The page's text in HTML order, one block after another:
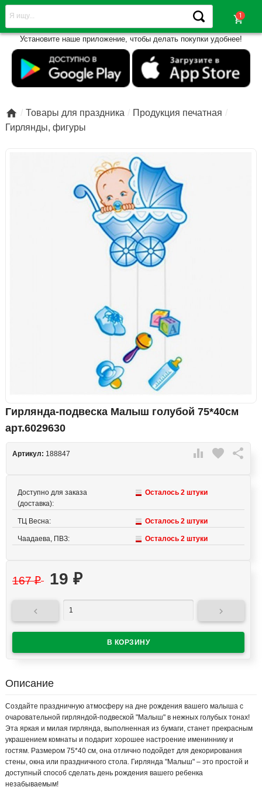
shopping_cart
Установите наше приложение, чтобы делать покупки удобнее!
 Товары для праздника
Продукция печатная
Гирлянды, фигуры
Гирлянда-подвеска Малыш голубой 75*40см
арт.6029630
 favorite 
Артикул: 188847
Доступно для заказа
(доставка):
Осталось 2 штуки
ТЦ Весна: Осталось 2 штуки
Чаадаева, ПВЗ: Осталось 2 штуки
167₽ 19 ₽
 
Описание
Создайте праздничную атмосферу на дне рождения вашего малыша с
очаровательной гирляндой-подвеской "Малыш" в нежных голубых тонах!
Эта яркая и милая гирлянда, выполненная из бумаги, станет прекрасным
украшением комнаты и подарит хорошее настроение имениннику и
гостям. Размером 75*40 см, она отлично подойдет для декорирования
стены, окна или праздничного стола. Гирлянда "Малыш" – это простой и
доступный способ сделать день рождения вашего ребенка
незабываемым!